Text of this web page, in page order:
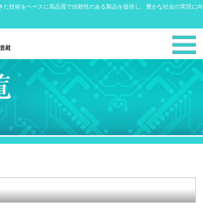
技術をベースに高品質で信頼性のある製品を提供し、豊かな社会の実現に向